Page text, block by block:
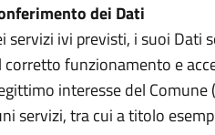
dei Dati
ivi previsti, i suoi
funzionamento e
interesse del
servizi, tra cui a titolo